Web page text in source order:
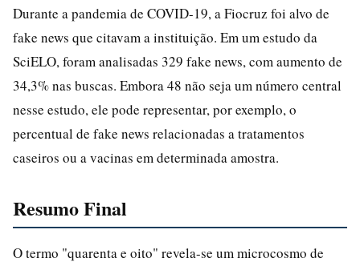
Durante a pandemia de COVID-19, a Fiocruz foi alvo de
fake news que citavam a instituição. Em um estudo da
SciELO, foram analisadas 329 fake news, com aumento de
34,3% nas buscas. Embora 48 não seja um número central
nesse estudo, ele pode representar, por exemplo, o
percentual de fake news relacionadas a tratamentos
caseiros ou a vacinas em determinada amostra.
Resumo Final
O termo "quarenta e oito" revela-se um microcosmo de